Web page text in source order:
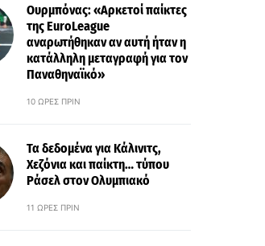
Ουρμπόνας: «Αρκετοί παίκτες
της EuroLeague
αναρωτήθηκαν αν αυτή ήταν η
κατάλληλη μεταγραφή για τον
Παναθηναϊκό»
10 ΏΡΕΣ ΠΡΙΝ
Τα δεδομένα για Κάλινιτς,
Χεζόνια και παίκτη… τύπου
Ράσελ στον Ολυμπιακό
11 ΏΡΕΣ ΠΡΙΝ